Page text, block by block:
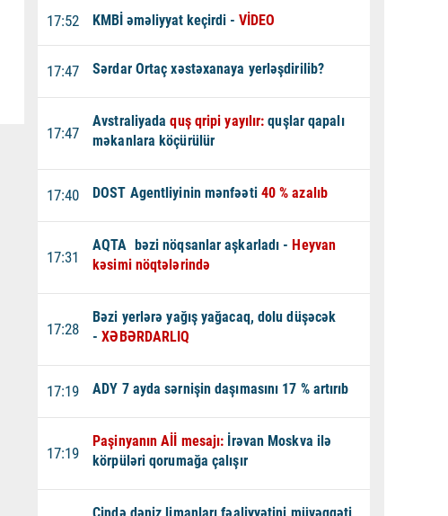
17:52 KMBİ əməliyyat keçirdi -VİDEO
17:47 Sərdar Ortaç xəstəxanaya yerləşdirilib?
17:47
Avstraliyadaquş qripi yayılır: quşlar qapalı
məkanlara köçürülür
17:40 DOST Agentliyinin mənfəəti 40 % azalıb
17:31
AQTA bəzi nöqsanlar aşkarladı - Heyvan
kəsimi nöqtələrində
17:28
Bəzi yerlərə yağış yağacaq, dolu düşəcək
-XƏBƏRDARLIQ
17:19 ADY 7 ayda sərnişin daşımasını 17 % artırıb
17:19
Paşinyanın Aİİ mesajı: İrəvan Moskva ilə
körpüləri qorumağa çalışır
Çində dəniz limanları fəaliyyətini müvəqqəti